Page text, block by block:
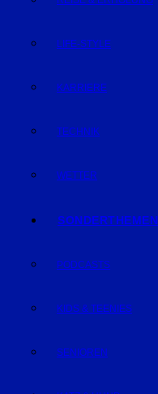
LIFE-STYLE
KARRIERE
TECHNIK
WETTER
SONDERTHEMEN
PODCASTS
KIDS & TEENIES
SENIOREN